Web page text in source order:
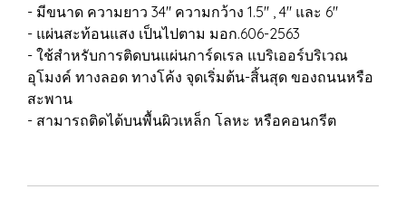
- มีขนาด ความยาว 34" ความกว้าง 1.5" , 4" และ 6"
- แผ่นสะท้อนแสง เป็นไปตาม มอก.606-2563
- ใช้สำหรับการติดบนแผ่นการ์ดเรล แบริเออร์บริเวณ
อุโมงค์ ทางลอด ทางโค้ง จุดเริ่มต้น-สิ้นสุด ของถนนหรือ
สะพาน
- สามารถติดได้บนพื้นผิวเหล็ก โลหะ หรือคอนกรีต